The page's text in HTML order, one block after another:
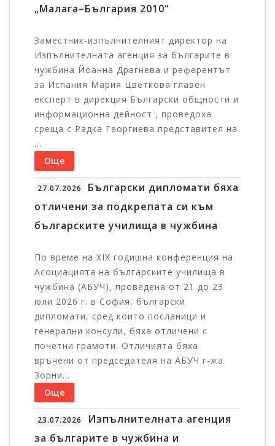
„Малага–България 2010“
Заместник-изпълнителният директор на
Изпълнителната агенция за българите в
чужбина Йоанна Драгнева и референтът
за Испания Мария Цветкова главен
експерт в дирекция Български общности и
информационна дейност , проведоха
среща с Радка Георгиева представител на
...
Още
27.07.2026
Български дипломати бяха
отличени за подкрепата си към
българските училища в чужбина
По време на XIX годишна конференция на
Асоциацията на българските училища в
чужбина (АБУЧ), проведена от 21 до 23
юли 2026 г. в София, български
дипломати, сред които посланици и
генерални консули, бяха отличени с
почетни грамоти. Отличията бяха
връчени от председателя на АБУЧ г-жа
Зорни...
Още
23.07.2026
Изпълнителната агенция
за българите в чужбина и